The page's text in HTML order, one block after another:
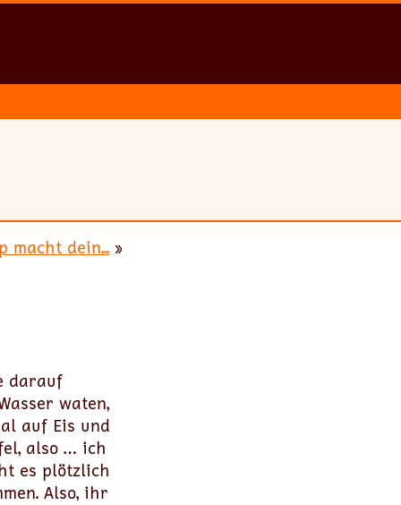
macht dein... »
darauf
waten,
auf Eis und
also … ich
es plötzlich
Also, ihr